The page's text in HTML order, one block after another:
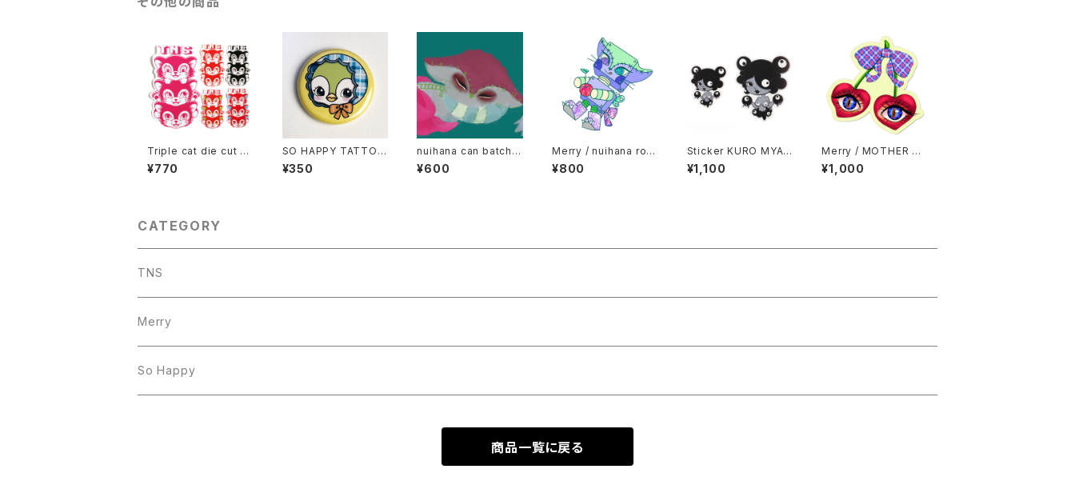
Triple cat die cut sti
cker
¥770
SO HAPPY TATTOO
BUTTON BADGE- P
ENGUIN
¥350
nuihana can batch
"Good night"
¥600
Merry / nuihana rob
ot zombie green
¥800
Sticker KURO MYAK
UMI - 2Set
¥1,100
Merry / MOTHER Sti
cker
¥1,000
CATEGORY
TNS
Merry
So Happy
商品一覧に戻る